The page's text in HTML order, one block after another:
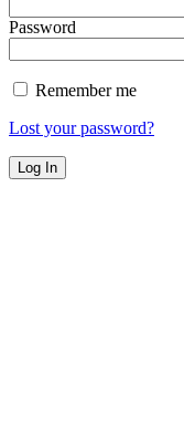
Password
Remember me
Lost your password?